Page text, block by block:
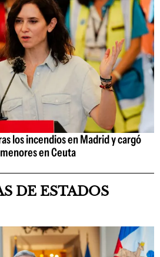
los incendios en Madrid y cargó
en Ceuta
DE ESTADOS